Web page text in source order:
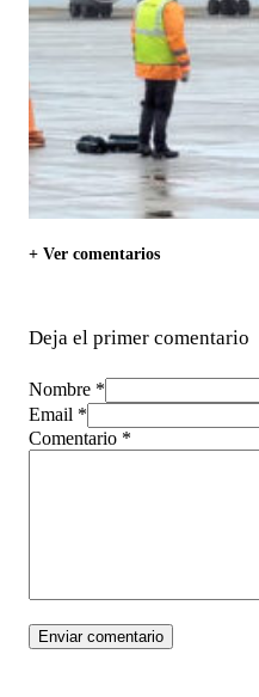
+ Ver comentarios
Deja el primer comentario
Nombre *
Email *
Comentario *